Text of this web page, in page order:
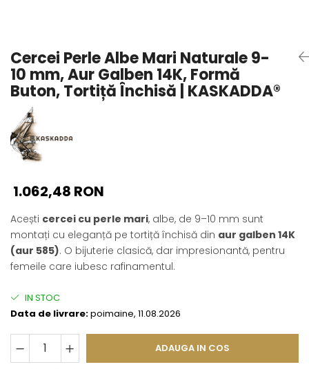
Pandantive cu Perle
Brose cu Perle
Cercei Perle Albe Mari Naturale 9-
10 mm, Aur Galben 14K, Formă
Buton, Tortiță Închisă | KASKADDA®
1.062,48 RON
Acești cercei cu perle mari, albe, de 9–10 mm sunt
montați cu eleganță pe tortiță închisă din aur galben 14K
(aur 585). O bijuterie clasică, dar impresionantă, pentru
femeile care iubesc rafinamentul.
IN STOC
Data de livrare:poimaine, 11.08.2026
ADAUGA IN COS